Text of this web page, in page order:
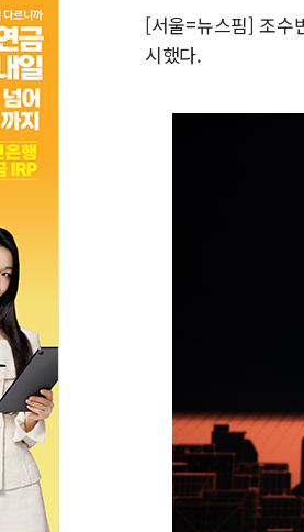
[서울=뉴스핌] 조수
시했다.